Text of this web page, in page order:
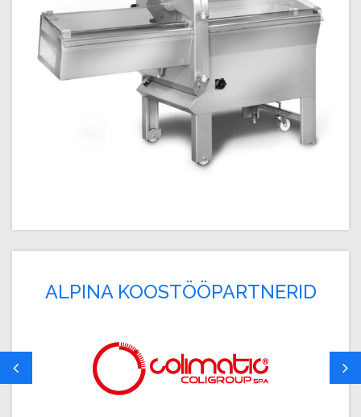
ALPINA KOOSTÖÖPARTNERID